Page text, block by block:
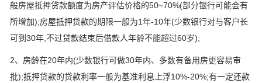
般房屋抵押贷款额度为房产评估价格的50~70%(部分银行可能会有
所增加);房屋抵押贷款的期限一般为1年-10年(少数银行对与客户长
可到30年,不过贷款结束后借款人年龄不能超过60岁);
2、房龄在20年内(少数银行可做30年内、多数有备用房更容易审
批);抵押贷款的贷款利率一般为基准利息上浮10%-20%;有一定还款